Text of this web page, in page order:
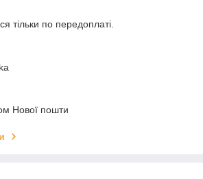
тільки по передоплаті.
Нової пошти